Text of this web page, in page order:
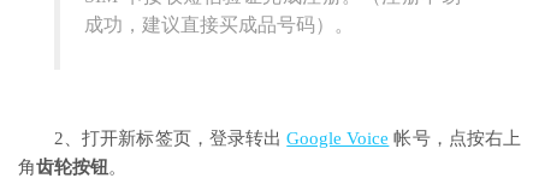
成功，建议直接买成品号码）。
2、打开新标签页，登录转出Google Voice 帐号，点按右上
角齿轮按钮。